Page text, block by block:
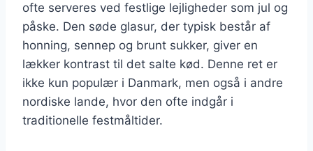
ofte serveres ved festlige lejligheder som jul og
påske. Den søde glasur, der typisk består af
honning, sennep og brunt sukker, giver en
lækker kontrast til det salte kød. Denne ret er
ikke kun populær i Danmark, men også i andre
nordiske lande, hvor den ofte indgår i
traditionelle festmåltider.